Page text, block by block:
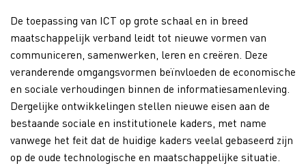
De toepassing van ICT op grote schaal en in breed
maatschappelijk verband leidt tot nieuwe vormen van
communiceren, samenwerken, leren en creëren. Deze
veranderende omgangsvormen beïnvloeden de economische
en sociale verhoudingen binnen de informatiesamenleving.
Dergelijke ontwikkelingen stellen nieuwe eisen aan de
bestaande sociale en institutionele kaders, met name
vanwege het feit dat de huidige kaders veelal gebaseerd zijn
op de oude technologische en maatschappelijke situatie.